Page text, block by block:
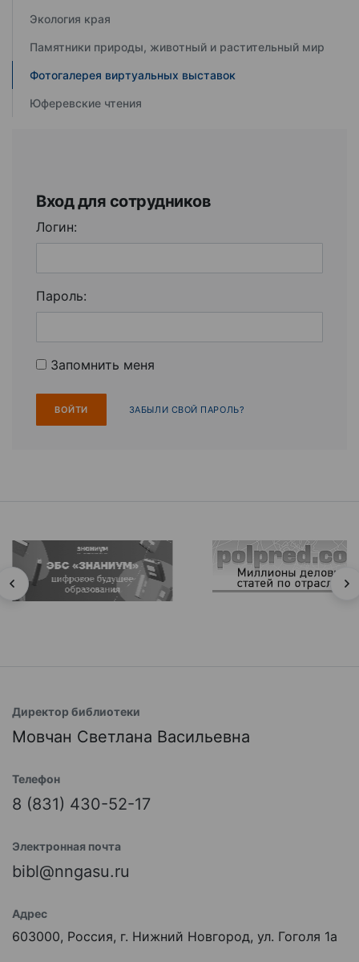
Экология края
Памятники природы, животный и растительный мир
Фотогалерея виртуальных выставок
Юферевские чтения
Вход для сотрудников
Логин:
Пароль:
Запомнить меня
ЗАБЫЛИ СВОЙ ПАРОЛЬ?
Директор библиотеки
Мовчан Светлана Васильевна
Телефон
8 (831) 430-52-17
Электронная почта
bibl@nngasu.ru
Адрес
603000, Россия, г. Нижний Новгород, ул. Гоголя 1а